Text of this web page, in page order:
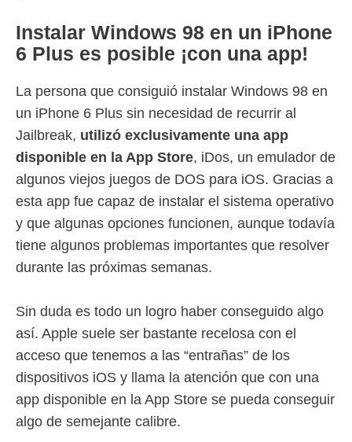
Instalar Windows 98 en un iPhone
6 Plus es posible ¡con una app!
La persona que consiguió instalar Windows 98 en
un iPhone 6 Plus sin necesidad de recurrir al
Jailbreak, utilizó exclusivamente una app
disponible en la App Store, iDos, un emulador de
algunos viejos juegos de DOS para iOS. Gracias a
esta app fue capaz de instalar el sistema operativo
y que algunas opciones funcionen, aunque todavía
tiene algunos problemas importantes que resolver
durante las próximas semanas.
Sin duda es todo un logro haber conseguido algo
así. Apple suele ser bastante recelosa con el
acceso que tenemos a las “entrañas” de los
dispositivos iOS y llama la atención que con una
app disponible en la App Store se pueda conseguir
algo de semejante calibre.